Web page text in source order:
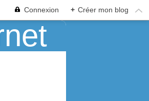
Connexion + Créer mon blog